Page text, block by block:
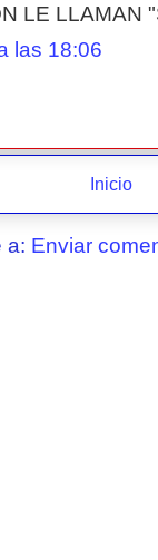
LE LLAMAN
las 18:06
Inicio
a: Enviar